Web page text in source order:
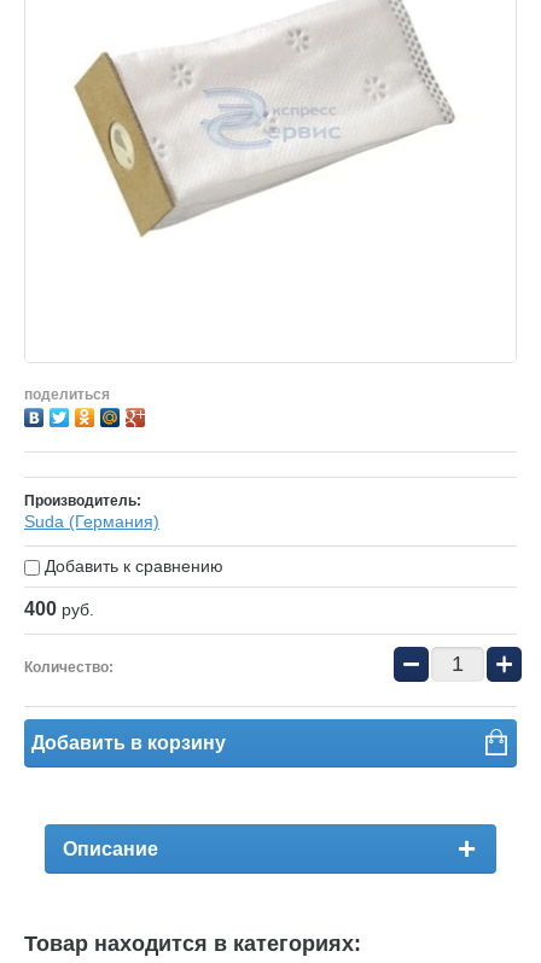
поделиться
Производитель:
Suda (Германия)
Добавить к сравнению
400 руб.
Количество: − +
Добавить в корзину
Описание
Товар находится в категориях: